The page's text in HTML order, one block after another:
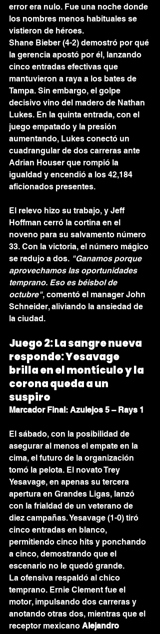
error era nulo. Fue una noche donde
los nombres menos habituales se
vistieron de héroes.
Shane Bieber (4-2) demostró por qué
la gerencia apostó por él, lanzando
cinco entradas efectivas que
mantuvieron a raya a los bates de
Tampa. Sin embargo, el golpe
decisivo vino del madero de Nathan
Lukes. En la quinta entrada, con el
juego empatado y la presión
aumentando, Lukes conectó un
cuadrangular de dos carreras ante
Adrian Houser que rompió la
igualdad y encendió a los 42,184
aficionados presentes.
El relevo hizo su trabajo, y Jeff
Hoffman cerró la cortina en el
noveno para su salvamento número
33. Con la victoria, el número mágico
se redujo a dos. "Ganamos porque
aprovechamos las oportunidades
temprano. Eso es béisbol de
octubre", comentó el manager John
Schneider, aliviando la ansiedad de
la ciudad.
Juego 2: La sangre nueva
responde: Yesavage
brilla en el montículo y la
corona queda a un
suspiro
Marcador Final: Azulejos 5 – Rays 1
El sábado, con la posibilidad de
asegurar al menos el empate en la
cima, el futuro de la organización
tomó la pelota. El novato Trey
Yesavage, en apenas su tercera
apertura en Grandes Ligas, lanzó
con la frialdad de un veterano de
diez campañas. Yesavage (1-0) tiró
cinco entradas en blanco,
permitiendo cinco hits y ponchando
a cinco, demostrando que el
escenario no le quedó grande.
La ofensiva respaldó al chico
temprano. Ernie Clement fue el
motor, impulsando dos carreras y
anotando otras dos, mientras que el
receptor mexicano Alejandro